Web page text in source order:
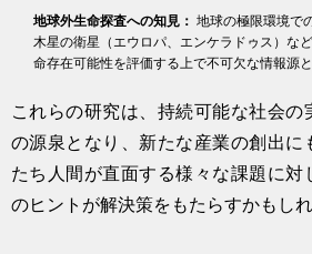
地球外生命探査への知見： 地球の極限環境で
木星の衛星（エウロパ、エンケラドゥス）な
命存在可能性を評価する上で不可欠な情報源と
これらの研究は、持続可能な社会
の源泉となり、新たな産業の創出に
たち人間が直面する様々な課題に対
のヒントが解決策をもたらすかもしれ